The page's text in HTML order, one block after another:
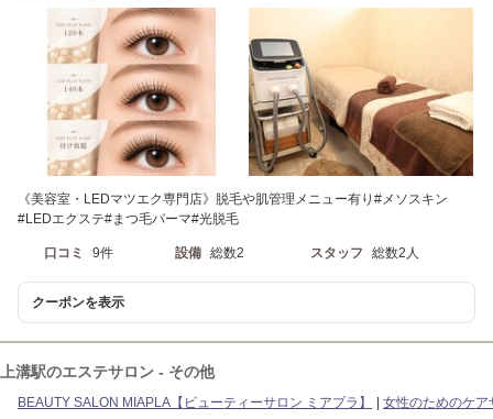
《美容室・LEDマツエク専門店》脱毛や肌管理メニュー有り#メソスキン
#LEDエクステ#まつ毛パーマ#光脱毛
口コミ 9件 設備 総数2 スタッフ 総数2人
クーポンを表示
上溝駅のエステサロン - その他
BEAUTY SALON MIAPLA【ビューティーサロン ミアプラ】 女性のためのケ